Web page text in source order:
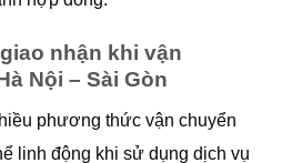
nhận khi vận
Nội – Sài Gòn
phương thức vận chuyển
linh động khi sử dụng dịch vụ